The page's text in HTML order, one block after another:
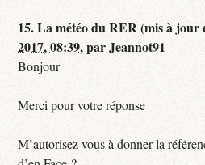
15.La météo du RER (mis à
2017, 08:39,parJeannot91
Bonjour
Merci pour votre réponse
M’autorisez vous à donner la